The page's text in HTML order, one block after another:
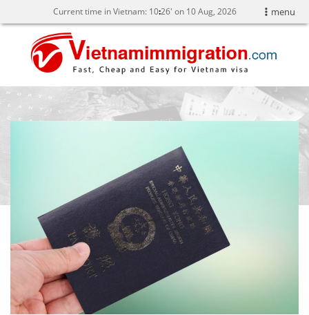
menu
Current time in Vietnam: 1026' on 10 Aug, 2026